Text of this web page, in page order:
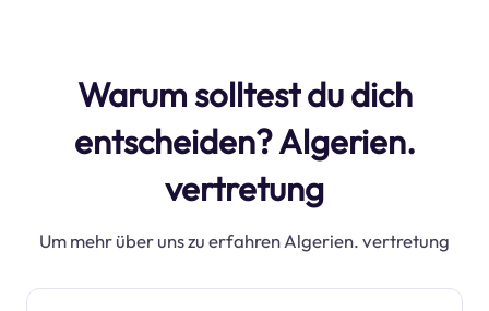
Warum solltest du dich
entscheiden? Algerien.
vertretung
Um mehr über uns zu erfahren Algerien. vertretung